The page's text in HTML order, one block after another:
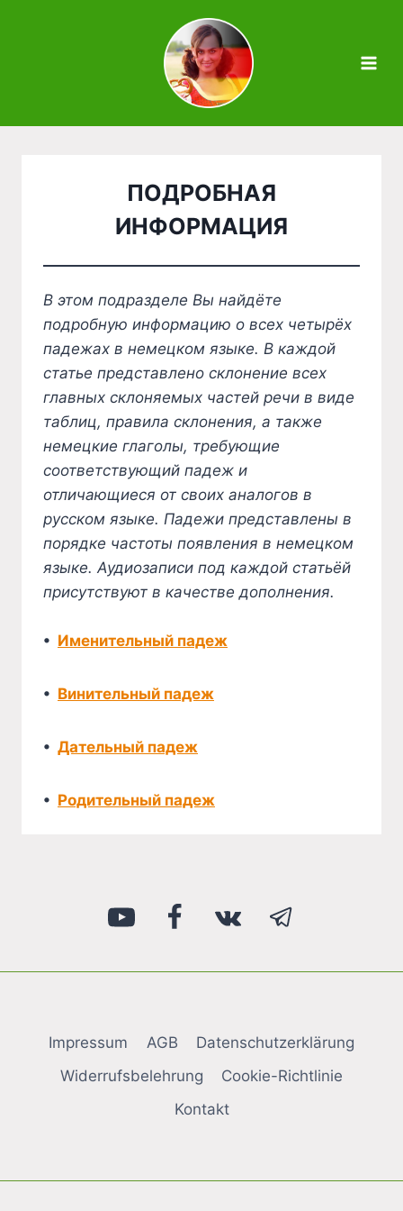
ПОДРОБНАЯ
ИНФОРМАЦИЯ
В этом подразделе Вы найдёте
подробную информацию о всех четырёх
падежах в немецком языке. В каждой
статье представлено склонение всех
главных склоняемых частей речи в виде
таблиц, правила склонения, а также
немецкие глаголы, требующие
соответствующий падеж и
отличающиеся от своих аналогов в
русском языке. Падежи представлены в
порядке частоты появления в немецком
языке. Аудиозаписи под каждой статьёй
присутствуют в качестве дополнения.
• Именительный падеж
• Винительный падеж
• Дательный падеж
• Родительный падеж
Impressum AGB
Datenschutzerklärung
Widerrufsbelehrung
Cookie-Richtlinie
Kontakt